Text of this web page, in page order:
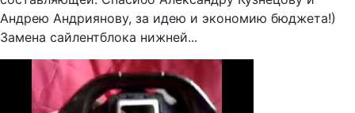
Андрею Андриянову, за идею и экономию бюджета!)
Замена сайлентблока нижней...